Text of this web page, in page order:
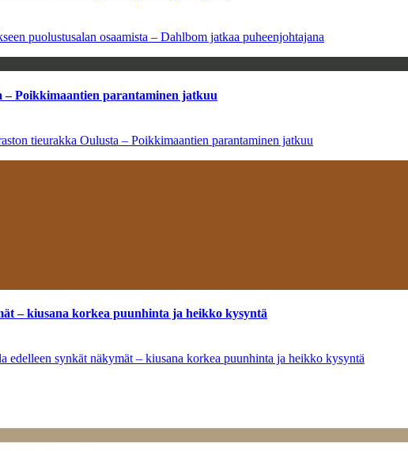
puolustusalan osaamista – Dahlbom jatkaa puheenjohtajana
Poikkimaantien parantaminen jatkuu
tieurakka Oulusta – Poikkimaantien parantaminen jatkuu
– kiusana korkea puunhinta ja heikko kysyntä
edelleen synkät näkymät – kiusana korkea puunhinta ja heikko kysyntä